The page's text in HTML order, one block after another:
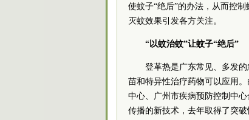
使蚊子“绝后”的办法，从而控
灭蚊效果引发各方关注。
“以蚊治蚊”让蚊子“绝后”
登革热是广东常见、多发
苗和特异性治疗药物可以应用
中心、广州市疾病预防控制中
传播的新技术，去年取得了突